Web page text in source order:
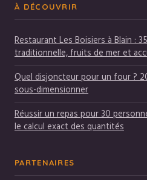
À DÉCOUVRIR
Restaurant Les Boisiers à Blain :
traditionnelle, fruits de mer et
Quel disjoncteur pour un four ?
sous-dimensionner
Réussir un repas pour 30
le calcul exact des quantités
PARTENAIRES